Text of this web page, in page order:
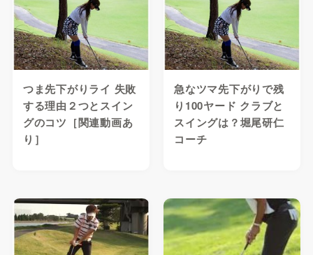
つま先下がりライ 失敗
する理由２つとスイン
グのコツ［関連動画あ
り］
急なツマ先下がりで残
り100ヤード クラブと
スイングは？堀尾研仁
コーチ